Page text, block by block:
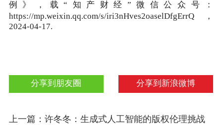
例》，载“知产财经”微信公众号：
https://mp.weixin.qq.com/s/iri3nHves2oaselDfgErrQ，
2024-04-17.
分享到新浪微博
分享到朋友圈
上一篇：许冬冬：生成式人工智能的版权伦理挑战